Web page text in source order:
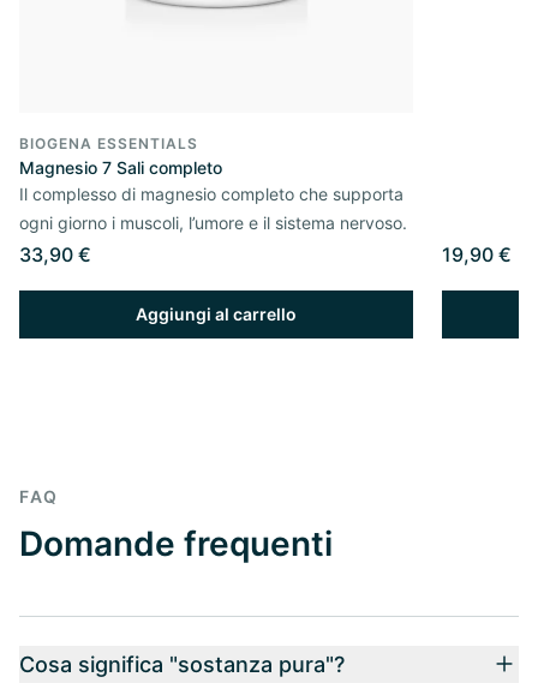
BIOGENA ESSENTIALS
Magnesio 7 Sali completo
Il complesso di magnesio completo che supporta
ogni giorno i muscoli, l’umore e il sistema nervoso.
33,90 €
Aggiungi al carrello
19,90 €
FAQ
Domande frequenti
Cosa significa "sostanza pura"?